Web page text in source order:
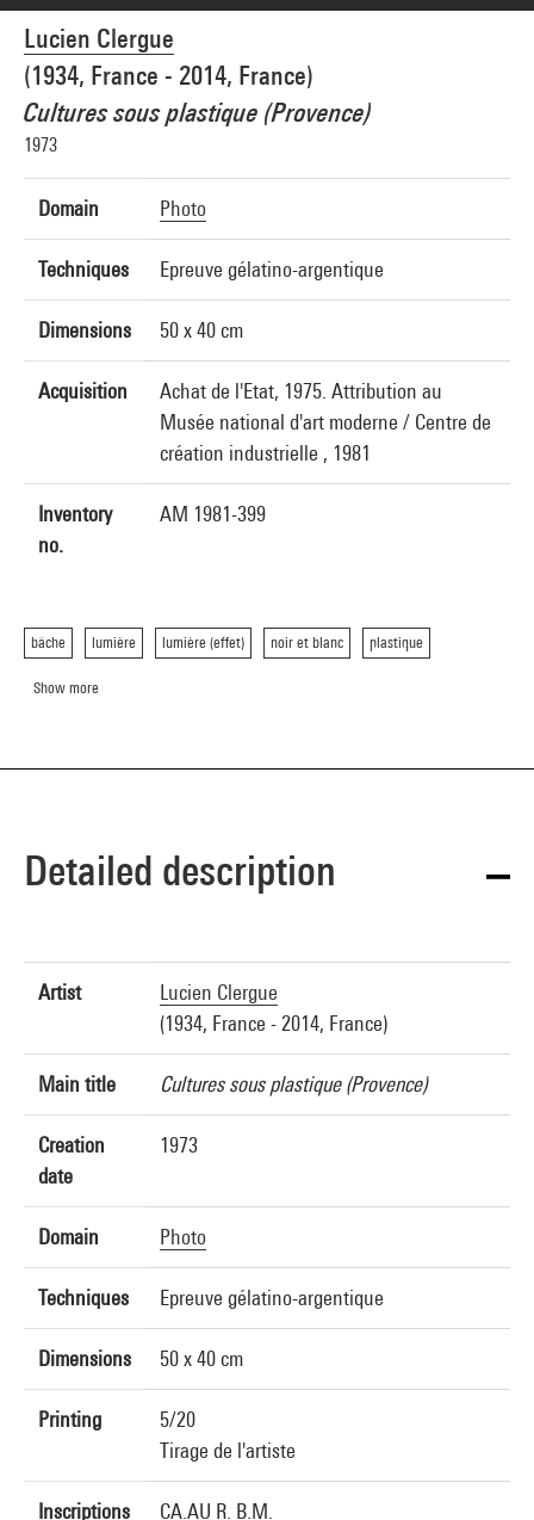
Lucien Clergue
(1934, France - 2014, France)
Cultures sous plastique (Provence)
1973
Domain Photo
Techniques Epreuve gélatino-argentique
Dimensions 50 x 40 cm
Acquisition
Achat de l'Etat, 1975. Attribution au
Musée national d'art moderne / Centre de
création industrielle , 1981
Inventory
no.
AM 1981-399
bâche lumière lumière (effet) noir et blanc plastique
Show more
© Atelier Lucien Clergue / SAIF
Photo credits : Centre Pompidou, MNAM-CCI/Georges Meguerditchian/Dist.
GrandPalaisRmn
Image reference : 4N60218
Image presentation :GrandPalaisRmnPhoto
Detailed description
Artist
Lucien Clergue
(1934, France - 2014, France)
Main title Cultures sous plastique (Provence)
Creation
date
1973
Domain Photo
Techniques Epreuve gélatino-argentique
Dimensions 50 x 40 cm
Printing
5/20
Tirage de l'artiste
Inscriptions CA.AU R. B.M.